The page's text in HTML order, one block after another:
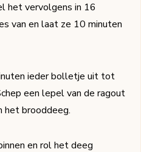
het vervolgens in 16
van en laat ze 10 minuten
ieder bolletje uit tot
een lepel van de ragout
het brooddeeg.
en rol het deeg